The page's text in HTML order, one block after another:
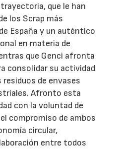
que le han
los Scrap más
España y un auténtico
en materia de
que Genci afronta
consolidar su actividad
de envases
Afronto esta
con la voluntad de
compromiso de ambos
circular,
entre todos